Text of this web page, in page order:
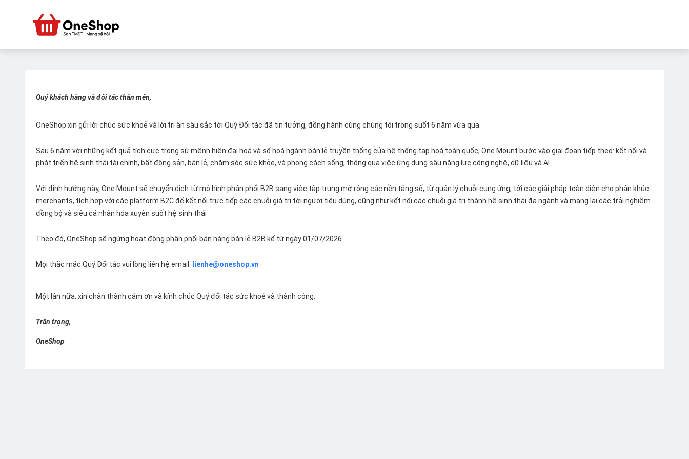
Quý khách hàng và đối tác thân mến,
OneShop xin gửi lời chúc sức khoẻ và lời tri ân sâu sắc tới Quý Đối tác đã tin tưởng, đồng hành cùng chúng tôi trong suốt 6 năm vừa qua.
Sau 6 năm với những kết quả tích cực trong sứ mệnh hiện đại hoá và số hoá ngành bán lẻ truyền thống của hệ thống tạp hoá toàn quốc, One Mount bước vào giai đoạn tiếp theo: kết nối và
phát triển hệ sinh thái tài chính, bất động sản, bán lẻ, chăm sóc sức khỏe, và phong cách sống, thông qua việc ứng dụng sâu năng lực công nghệ, dữ liệu và AI.
Với định hướng này, One Mount sẽ chuyển dịch từ mô hình phân phối B2B sang việc tập trung mở rộng các nền tảng số, từ quản lý chuỗi cung ứng, tới các giải pháp toàn diện cho phân khúc
merchants, tích hợp với các platform B2C để kết nối trực tiếp các chuỗi giá trị tới người tiêu dùng, cũng như kết nối các chuỗi giá trị thành hệ sinh thái đa ngành và mang lại các trải nghiệm
đồng bộ và siêu cá nhân hóa xuyên suốt hệ sinh thái
Theo đó, OneShop sẽ ngừng hoạt động phân phối bán hàng bán lẻ B2B kể từ ngày 01/07/2026.
Mọi thắc mắc Quý Đối tác vui lòng liên hệ email: lienhe@oneshop.vn
Một lần nữa, xin chân thành cảm ơn và kính chúc Quý đối tác sức khoẻ và thành công.
Trân trọng,
OneShop